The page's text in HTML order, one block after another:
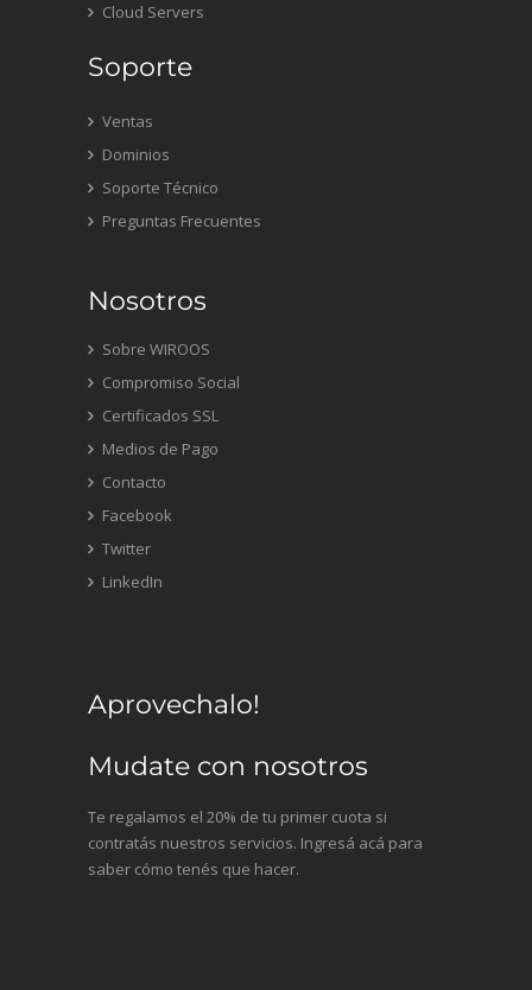
Cloud Servers
Soporte
Ventas
Dominios
Soporte Técnico
Preguntas Frecuentes
Nosotros
Sobre WIROOS
Compromiso Social
Certificados SSL
Medios de Pago
Contacto
Facebook
Twitter
LinkedIn
Aprovechalo!
Mudate con nosotros
Te regalamos el 20% de tu primer cuota si
contratás nuestros servicios. Ingresá acá para
saber cómo tenés que hacer.